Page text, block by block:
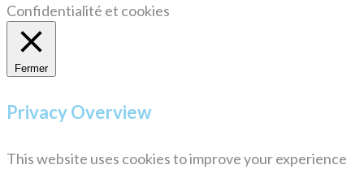
Confidentialité et cookies
Fermer
Privacy Overview
This website uses cookies to improve your experience